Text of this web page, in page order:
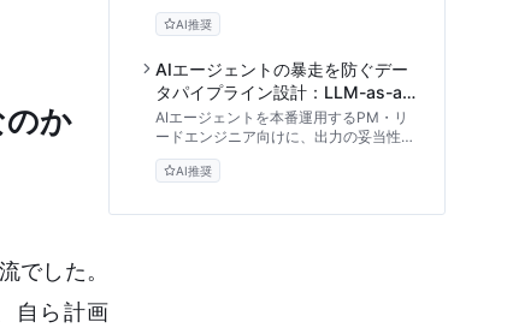
のか
でした。
自ら計画
「自律的な動作」の構造的リスクと、組
織として信頼を担保するための独自フレ
視点から徹底解説します。
AI推奨
AIエージェントの暴走を防ぐデー
タパイプライン設計：LLM-as-a-
Judgeによる自動評価とガバナン
ス構築術
AIエージェントを本番運用するPM・リ
ードエンジニア向けに、出力の妥当性や
安全性を客観的に評価する自動評価パイ
プラインの設計手法を解説。トレースロ
用、ダッシュボードでの可視化まで、エ
AI推奨